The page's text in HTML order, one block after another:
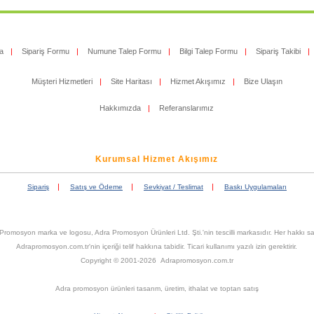
| Sipariş Formu | Numune Talep Formu | Bilgi Talep Formu | Sipariş Takibi |
Müşteri Hizmetleri | Site Haritası | Hizmet Akışımız | Bize Ulaşın
Hakkımızda | Referanslarımız
Kurumsal Hizmet Akışımız
Sipariş | Satış ve Ödeme | Sevkiyat / Teslimat | Baskı Uygulamaları
marka ve logosu, Adra Promosyon Ürünleri Ltd. Şti.'nin tescilli markasıdır. Her hakkı
Adrapromosyon.com.tr'nin içeriği telif hakkına tabidir. Ticari kullanımı yazılı izin gerektirir.
Copyright © 2001-2026 Adrapromosyon.com.tr
Adra promosyon ürünleri tasarım, üretim, ithalat ve toptan satış